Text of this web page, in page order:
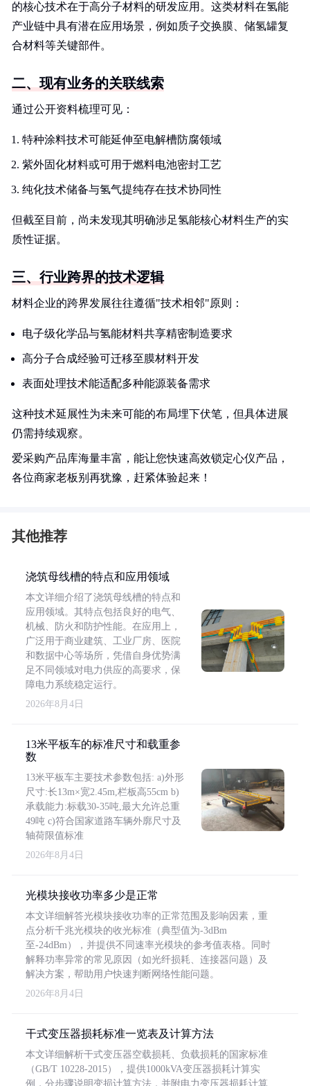
的核心技术在于高分子材料的研发应用。这类材料在氢能
产业链中具有潜在应用场景，例如质子交换膜、储氢罐复
合材料等关键部件。
二、现有业务的关联线索
通过公开资料梳理可见：
特种涂料技术可能延伸至电解槽防腐领域
紫外固化材料或可用于燃料电池密封工艺
纯化技术储备与氢气提纯存在技术协同性
但截至目前，尚未发现其明确涉足氢能核心材料生产的实
质性证据。
三、行业跨界的技术逻辑
材料企业的跨界发展往往遵循"技术相邻"原则：
电子级化学品与氢能材料共享精密制造要求
高分子合成经验可迁移至膜材料开发
表面处理技术能适配多种能源装备需求
这种技术延展性为未来可能的布局埋下伏笔，但具体进展
仍需持续观察。
爱采购产品库海量丰富，能让您快速高效锁定心仪产品，
各位商家老板别再犹豫，赶紧体验起来！
其他推荐
浇筑母线槽的特点和应用领域
本文详细介绍了浇筑母线槽的特点和
应用领域。其特点包括良好的电气、
机械、防火和防护性能。在应用上，
广泛用于商业建筑、工业厂房、医院
和数据中心等场所，凭借自身优势满
足不同领域对电力供应的高要求，保
障电力系统稳定运行。
2026年8月4日
13米平板车的标准尺寸和载重参
数
13米平板车主要技术参数包括: a)外形
尺寸:长13m×宽2.45m,栏板高55cm b)
承载能力:标载30-35吨,最大允许总重
49吨 c)符合国家道路车辆外廓尺寸及
轴荷限值标准
2026年8月4日
光模块接收功率多少是正常
本文详细解答光模块接收功率的正常范围及影响因素，重
点分析千兆光模块的收光标准（典型值为-3dBm
至-24dBm），并提供不同速率光模块的参考值表格。同时
解释功率异常的常见原因（如光纤损耗、连接器问题）及
解决方案，帮助用户快速判断网络性能问题。
2026年8月4日
干式变压器损耗标准一览表及计算方法
本文详细解析干式变压器空载损耗、负载损耗的国家标准
（GB/T 10228-2015），提供1000kVA变压器损耗计算实
例，分步骤说明变损计算方法，并附电力变压器损耗计算